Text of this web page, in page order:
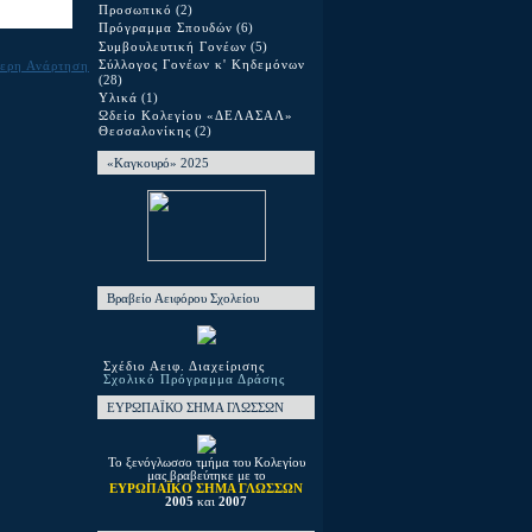
Ανάρτηση
Προσωπικό (2)
Πρόγραμμα Σπουδών (6)
Συμβουλευτική Γονέων (5)
Σύλλογος Γονέων κ' Κηδεμόνων
(28)
Υλικά (1)
Ωδείο Κολεγίου «ΔΕΛΑΣΑΛ»
Θεσσαλονίκης (2)
«Καγκουρό» 2025
Βραβείο Αειφόρου Σχολείου
Σχέδιο Αειφ. Διαχείρισης
Σχολικό Πρόγραμμα Δράσης
ΕΥΡΩΠΑΪΚΟ ΣΗΜΑ ΓΛΩΣΣΩΝ
Το ξενόγλωσσο τμήμα του Κολεγίου
μας βραβεύτηκε με το
ΕΥΡΩΠΑΪΚΟ ΣΗΜΑ ΓΛΩΣΣΩΝ
2005 και 2007